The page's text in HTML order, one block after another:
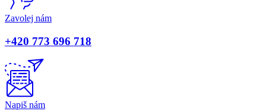
Zavolej nám
+420 773 696 718
Napiš nám